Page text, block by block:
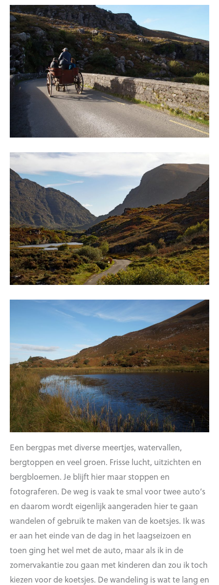
Een bergpas met diverse meertjes, watervallen,
bergtoppen en veel groen. Frisse lucht, uitzichten en
bergbloemen. Je blijft hier maar stoppen en
fotograferen. De weg is vaak te smal voor twee auto’s
en daarom wordt eigenlijk aangeraden hier te gaan
wandelen of gebruik te maken van de koetsjes. Ik was
er aan het einde van de dag in het laagseizoen en
toen ging het wel met de auto, maar als ik in de
zomervakantie zou gaan met kinderen dan zou ik toch
kiezen voor de koetsjes. De wandeling is wat te lang en